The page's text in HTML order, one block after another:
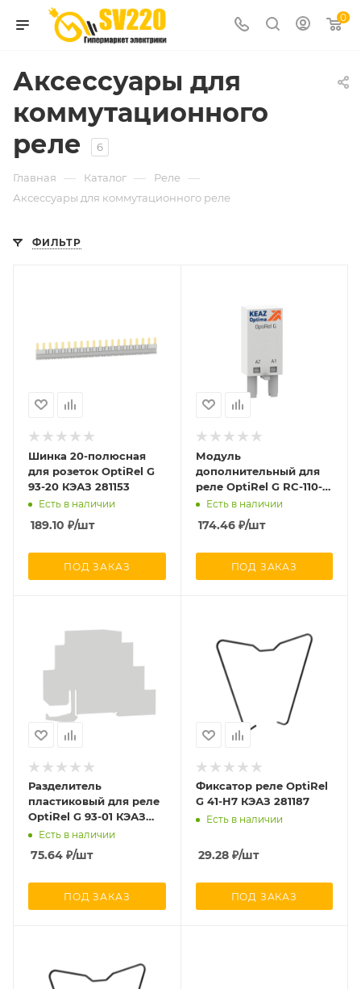
0
Аксессуары для
коммутационного
реле
6
Главная — Каталог — Реле —
Аксессуары для коммутационного реле
ФИЛЬТР
Шинка 20-полюсная
для розеток OptiRel G
93-20 КЭАЗ 281153
Есть в наличии
189.10 ₽/шт
ПОД ЗАКАЗ
Модуль
дополнительный для
реле OptiRel G RC-110-
230U КЭАЗ 330353
Есть в наличии
174.46₽/шт
ПОД ЗАКАЗ
Разделитель
пластиковый для реле
OptiRel G 93-01 КЭАЗ
281152
Есть в наличии
75.64 ₽/шт
ПОД ЗАКАЗ
Фиксатор реле OptiRel
G 41-H7 КЭАЗ 281187
Есть в наличии
29.28₽/шт
ПОД ЗАКАЗ